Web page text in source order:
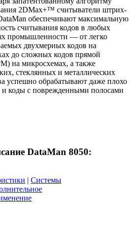
2DMax+™ считыватели штрих-
обеспечивают максимальную
считывания кодов в любых
промышленности — от легко
двухмерных кодов на
до сложных кодов прямой
на микросхемах, а также
стеклянных и металлических
успешно обрабатывают даже плохо
коды с поврежденными полосами
DataMan 8050:
| Системы